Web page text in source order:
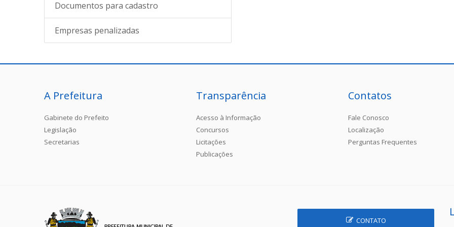
Documentos para cadastro
Empresas penalizadas
A Prefeitura
Gabinete do Prefeito
Legislação
Secretarias
Transparência
Acesso à Informação
Concursos
Licitações
Publicações
Contatos
Fale Conosco
Localização
Perguntas Frequentes
CONTATO